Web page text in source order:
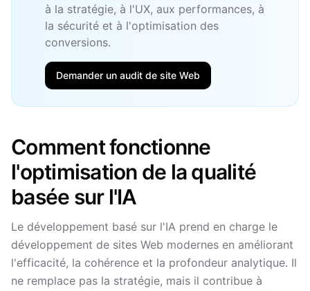
à la stratégie, à l'UX, aux performances, à
la sécurité et à l'optimisation des
conversions.
Demander un audit de site Web
Comment fonctionne
l'optimisation de la qualité
basée sur l'IA
Le développement basé sur l'IA prend en charge le
développement de sites Web modernes en améliorant
l'efficacité, la cohérence et la profondeur analytique. Il
ne remplace pas la stratégie, mais il contribue à